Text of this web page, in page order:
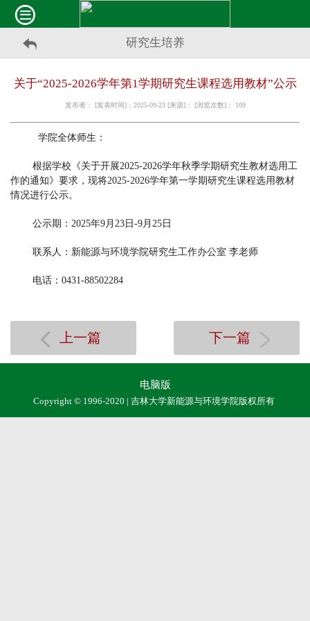
研究生培养
关于“2025-2026学年第1学期研究生课程选用教材”公示
发布者： [发表时间]：2025-09-23 [来源]： [浏览次数]： 109
学院全体师生：
根据学校《关于开展2025-2026学年秋季学期研究生教材选用工
作的通知》要求 ，现将2025-2026学年第一学期研究生课程选用教材
情况进行公示。
公示期：2025年9月 23 日 -9月 25 日
联系人：新能源与环境学院研究生工作办公室 李老师
电话：0431-88502284
上一篇 下一篇
电脑版
Copyright © 1996-2020 | 吉林大学新能源与环境学院版权所有